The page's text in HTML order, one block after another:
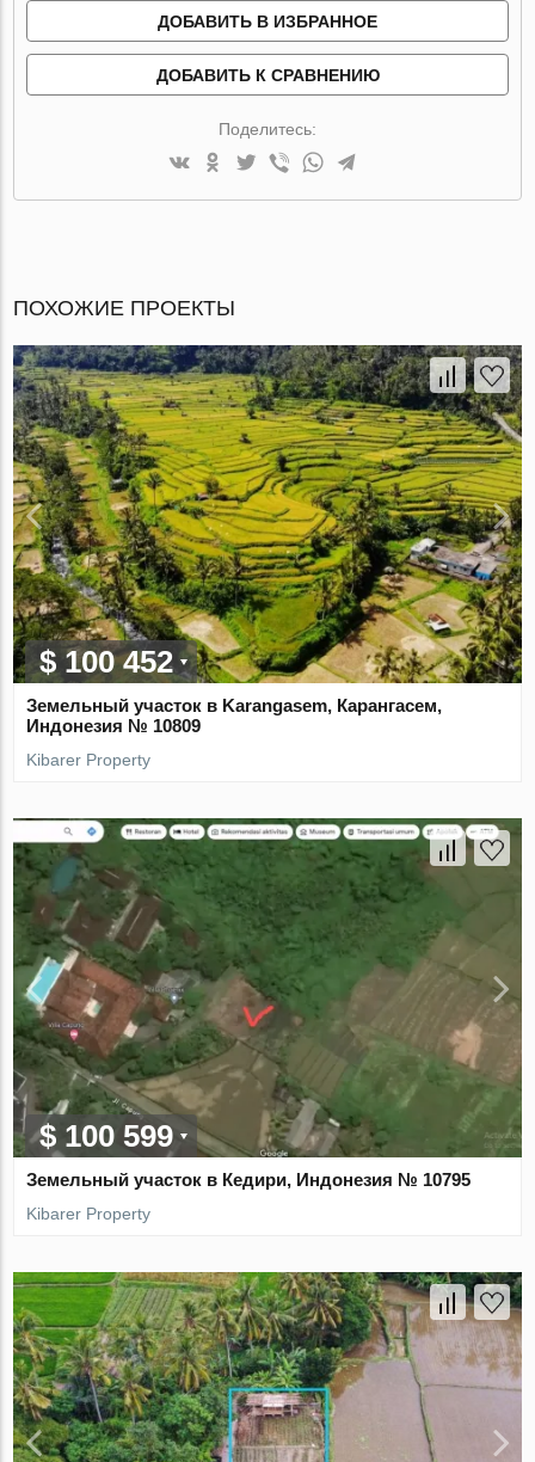
ДОБАВИТЬ В ИЗБРАННОЕ
ДОБАВИТЬ К СРАВНЕНИЮ
Поделитесь:
ПОХОЖИЕ ПРОЕКТЫ
$ 100 452
Земельный участок в Karangasem, Карангасем,
Индонезия № 10809
Kibarer Property
$ 100 599
Земельный участок в Кедири, Индонезия № 10795
Kibarer Property